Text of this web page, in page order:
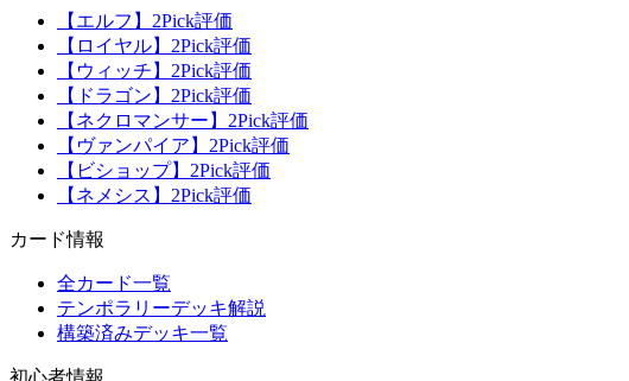
【エルフ】2Pick評価
【ロイヤル】2Pick評価
【ウィッチ】2Pick評価
【ドラゴン】2Pick評価
【ネクロマンサー】2Pick評価
【ヴァンパイア】2Pick評価
【ビショップ】2Pick評価
【ネメシス】2Pick評価
カード情報
全カード一覧
テンポラリーデッキ解説
構築済みデッキ一覧
初心者情報